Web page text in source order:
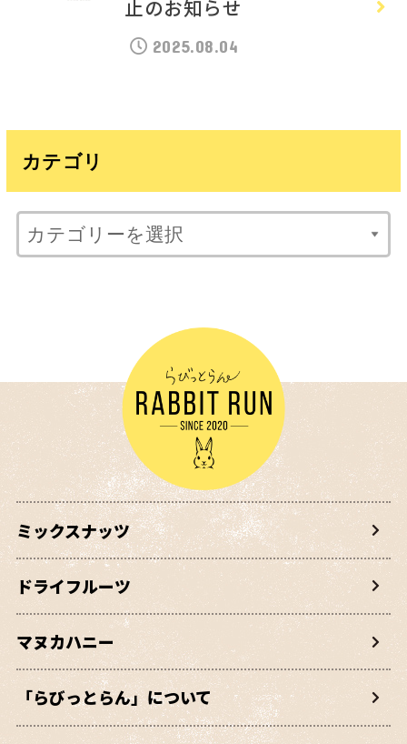
止のお知らせ
2025.08.04
カテゴリ
ミックスナッツ
ドライフルーツ
マヌカハニー
「らびっとらん」について